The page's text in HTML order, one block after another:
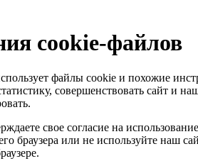
cookie-файлов
файлы cookie и похожие
совершенствовать сайт
свое согласие на
браузера или не используйте наш